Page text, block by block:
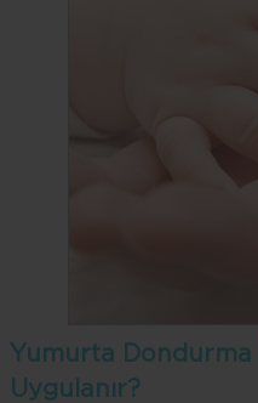
Yumurta Dondurma
Uygulanır?